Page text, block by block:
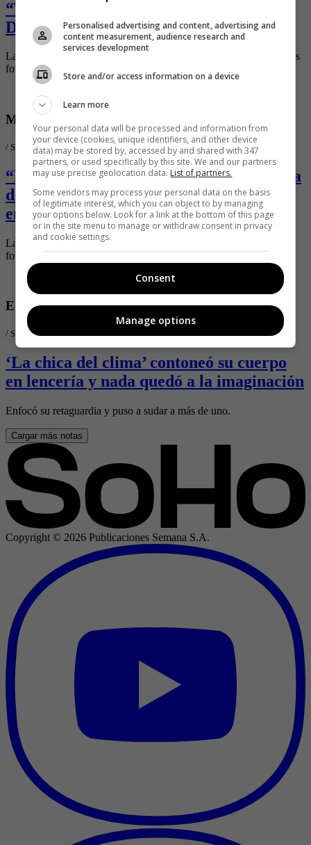
“Toda una diosa mexicana”, le dicen a
Danna Paola por sus provocativas fotos
La artista deleita a sus seguidores con sus curvas en cada una de las
fotos y videos que sube a sus redes sociales.
Mujeres
/ Soho.co
“La de la tanguita roja”, le dicen a Laura
de León luego de mostrar su retaguardia
en la playa
La hermosa actriz deleitó a sus millones de seguidores con unas
fotos en bikini rojo que se tomó durante sus vacaciones.
Entretenimiento
/ SoHo.co
‘La chica del clima’ contoneó su cuerpo
en lencería y nada quedó a la imaginación
Enfocó su retaguardia y puso a sudar a más de uno.
Cargar más notas
Copyright © 2026 Publicaciones Semana S.A.
Personalised advertising and content, advertising and
content measurement, audience research and
services development
Store and/or access information on a device
Learn more
Your personal data will be processed and information from
your device (cookies, unique identifiers, and other device
data) may be stored by, accessed by and shared with 347
partners, or used specifically by this site. We and our partners
may use precise geolocation data. List of partners.
Some vendors may process your personal data on the basis
of legitimate interest, which you can object to by managing
your options below. Look for a link at the bottom of this page
or in the site menu to manage or withdraw consent in privacy
and cookie settings.
Consent
Manage options